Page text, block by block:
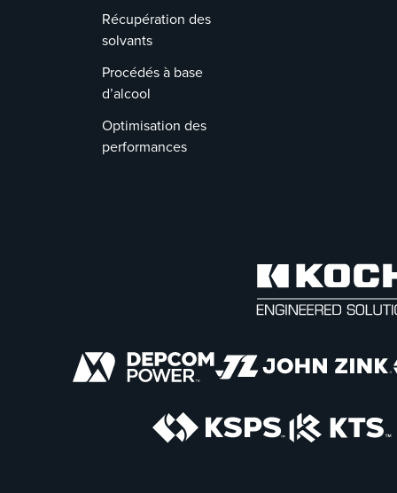
Récupération des
solvants
Procédés à base
d’alcool
Optimisation des
performances